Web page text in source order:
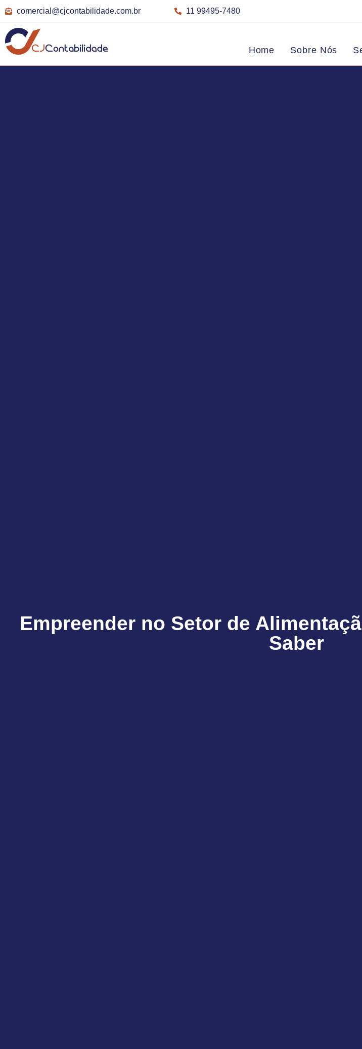
comercial@cjcontabilidade.com.br 11 99495-7480
Home Sobre Nós
Empreender no Setor de
Saber